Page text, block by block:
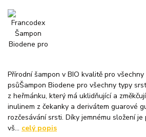
Přírodní šampon v BIO kvalitě pro
psůŠampon Biodene pro všechny typy
z heřmánku, který má uklidňující a
inulinem z čekanky a derivátem guarové
rozčesávání srsti. Díky jemnému složení
vš... celý popis